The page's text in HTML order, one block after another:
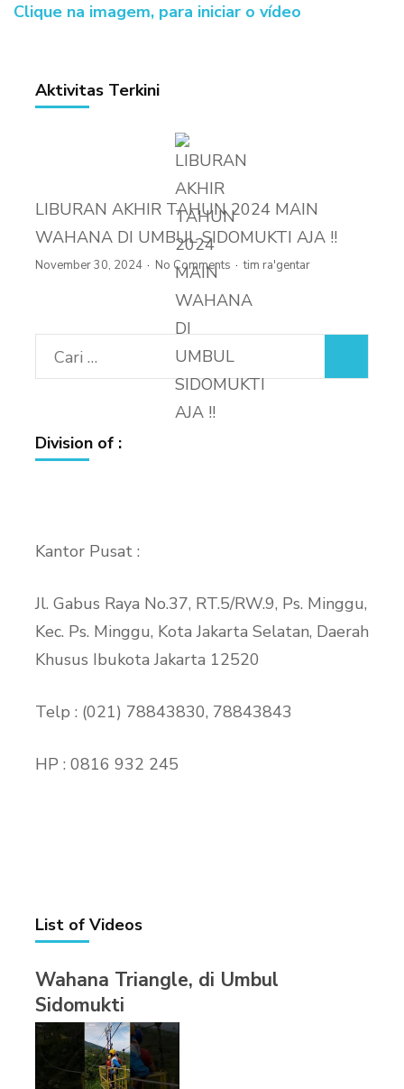
Clique na imagem, para iniciar o vídeo
Aktivitas Terkini
LIBURAN AKHIR TAHUN 2024 MAIN
WAHANA DI UMBUL SIDOMUKTI AJA !!
November 30, 2024 No Comments tim ra'gentar
Cari
untuk:
Division of :
Kantor Pusat :
Jl. Gabus Raya No.37, RT.5/RW.9, Ps. Minggu,
Kec. Ps. Minggu, Kota Jakarta Selatan, Daerah
Khusus Ibukota Jakarta 12520
Telp : (021) 78843830, 78843843
HP : 0816 932 245
List of Videos
Wahana Triangle, di Umbul
Sidomukti